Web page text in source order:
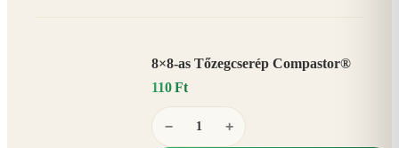
8×8-as Tőzegcserép Compastor®
110 Ft
− +